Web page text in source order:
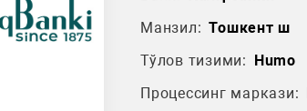
Манзил: Тошкент ш
Тўлов тизими: Humo
Процессинг маркази: